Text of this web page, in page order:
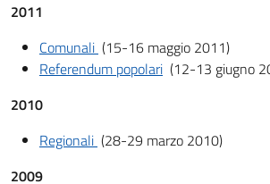
2011
Comunali (15-16 maggio 2011)
Referendum popolari (12-13 giugno
2010
Regionali (28-29 marzo 2010)
2009